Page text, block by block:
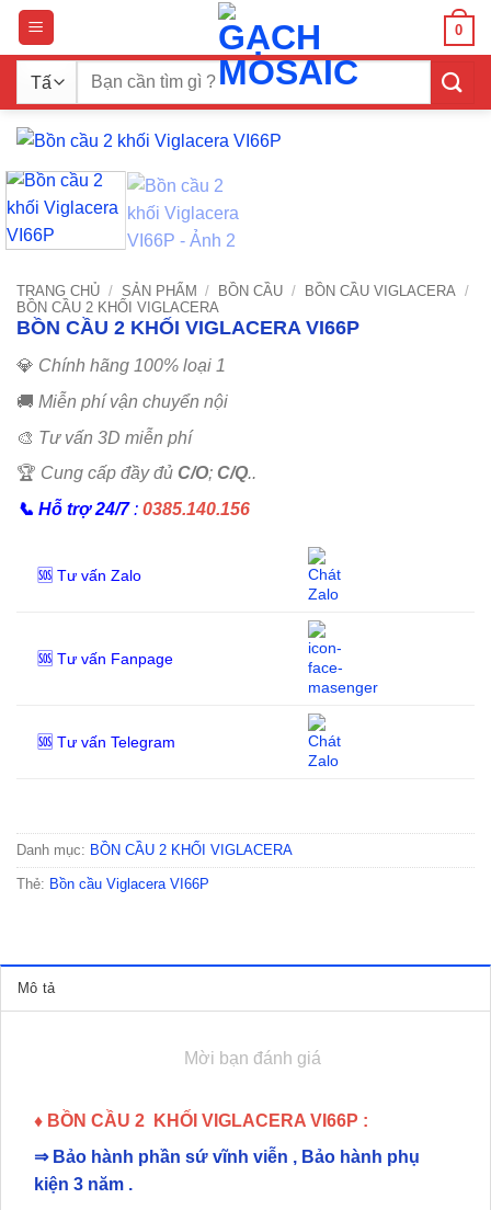
Bỏ
qua
nội
dung
0
Tìm
TRANG CHỦ / SẢN PHẨM / BỒN CẦU / BỒN CẦU VIGLACERA /
BỒN CẦU 2 KHỐI VIGLACERA
BỒN CẦU 2 KHỐI VIGLACERA VI66P
💎 Chính hãng 100% loại 1
🚚 Miễn phí vận chuyển nội
🎨 Tư vấn 3D miễn phí
🏆 Cung cấp đầy đủ C/O; C/Q..
📞 Hỗ trợ 24/7: 0385.140.156
🆘 Tư vấn Zalo
🆘 Tư vấn Fanpage
🆘 Tư vấn Telegram
Danh mục: BỒN CẦU 2 KHỐI VIGLACERA
Thẻ: Bồn cầu Viglacera VI66P
Mô tả
Mời bạn đánh giá
♦ BỒN CẦU 2 KHỐI VIGLACERA VI66P :
⇒ Bảo hành phần sứ vĩnh viễn , Bảo hành phụ
kiện 3 năm .